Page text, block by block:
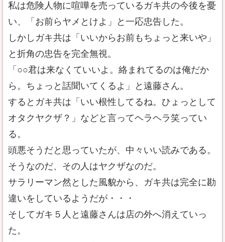
私は危険人物に喧嘩を売っているガキ共の今後を憂
い、「お前らヤメとけよ」と一応忠告した。
しかしガキ共は「いいからお前もちょっと来いや」
と折角の忠告を完全無視。
「○○君は来なくていいよ。絡まれてるのは俺だか
ら。ちょっと話聞いてくるよ」と遠藤さん。
するとガキ共は「いい根性してるね。ひょっとして
オタクヤクザ？」などと言ってヘラヘラ笑ってい
る。
頭悪そうだと思っていたが、中々いい読みである。
そうなのだ、その人はヤクザなのだ。
サラリーマン然とした風貌から、ガキ共は完全に勘
違いをしているようだが・・・
そしてガキ５人と遠藤さんは店の外へ消えていっ
た。